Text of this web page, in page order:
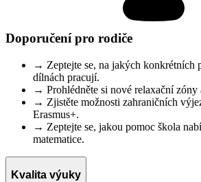
Doporučení pro rodiče
→ Zeptejte se, na jakých konkrétních
dílnách pracují.
→ Prohlédněte si nové relaxační
→ Zjistěte možnosti zahraničních
Erasmus+.
→ Zeptejte se, jakou pomoc škola
matematice.
Kvalita výuky